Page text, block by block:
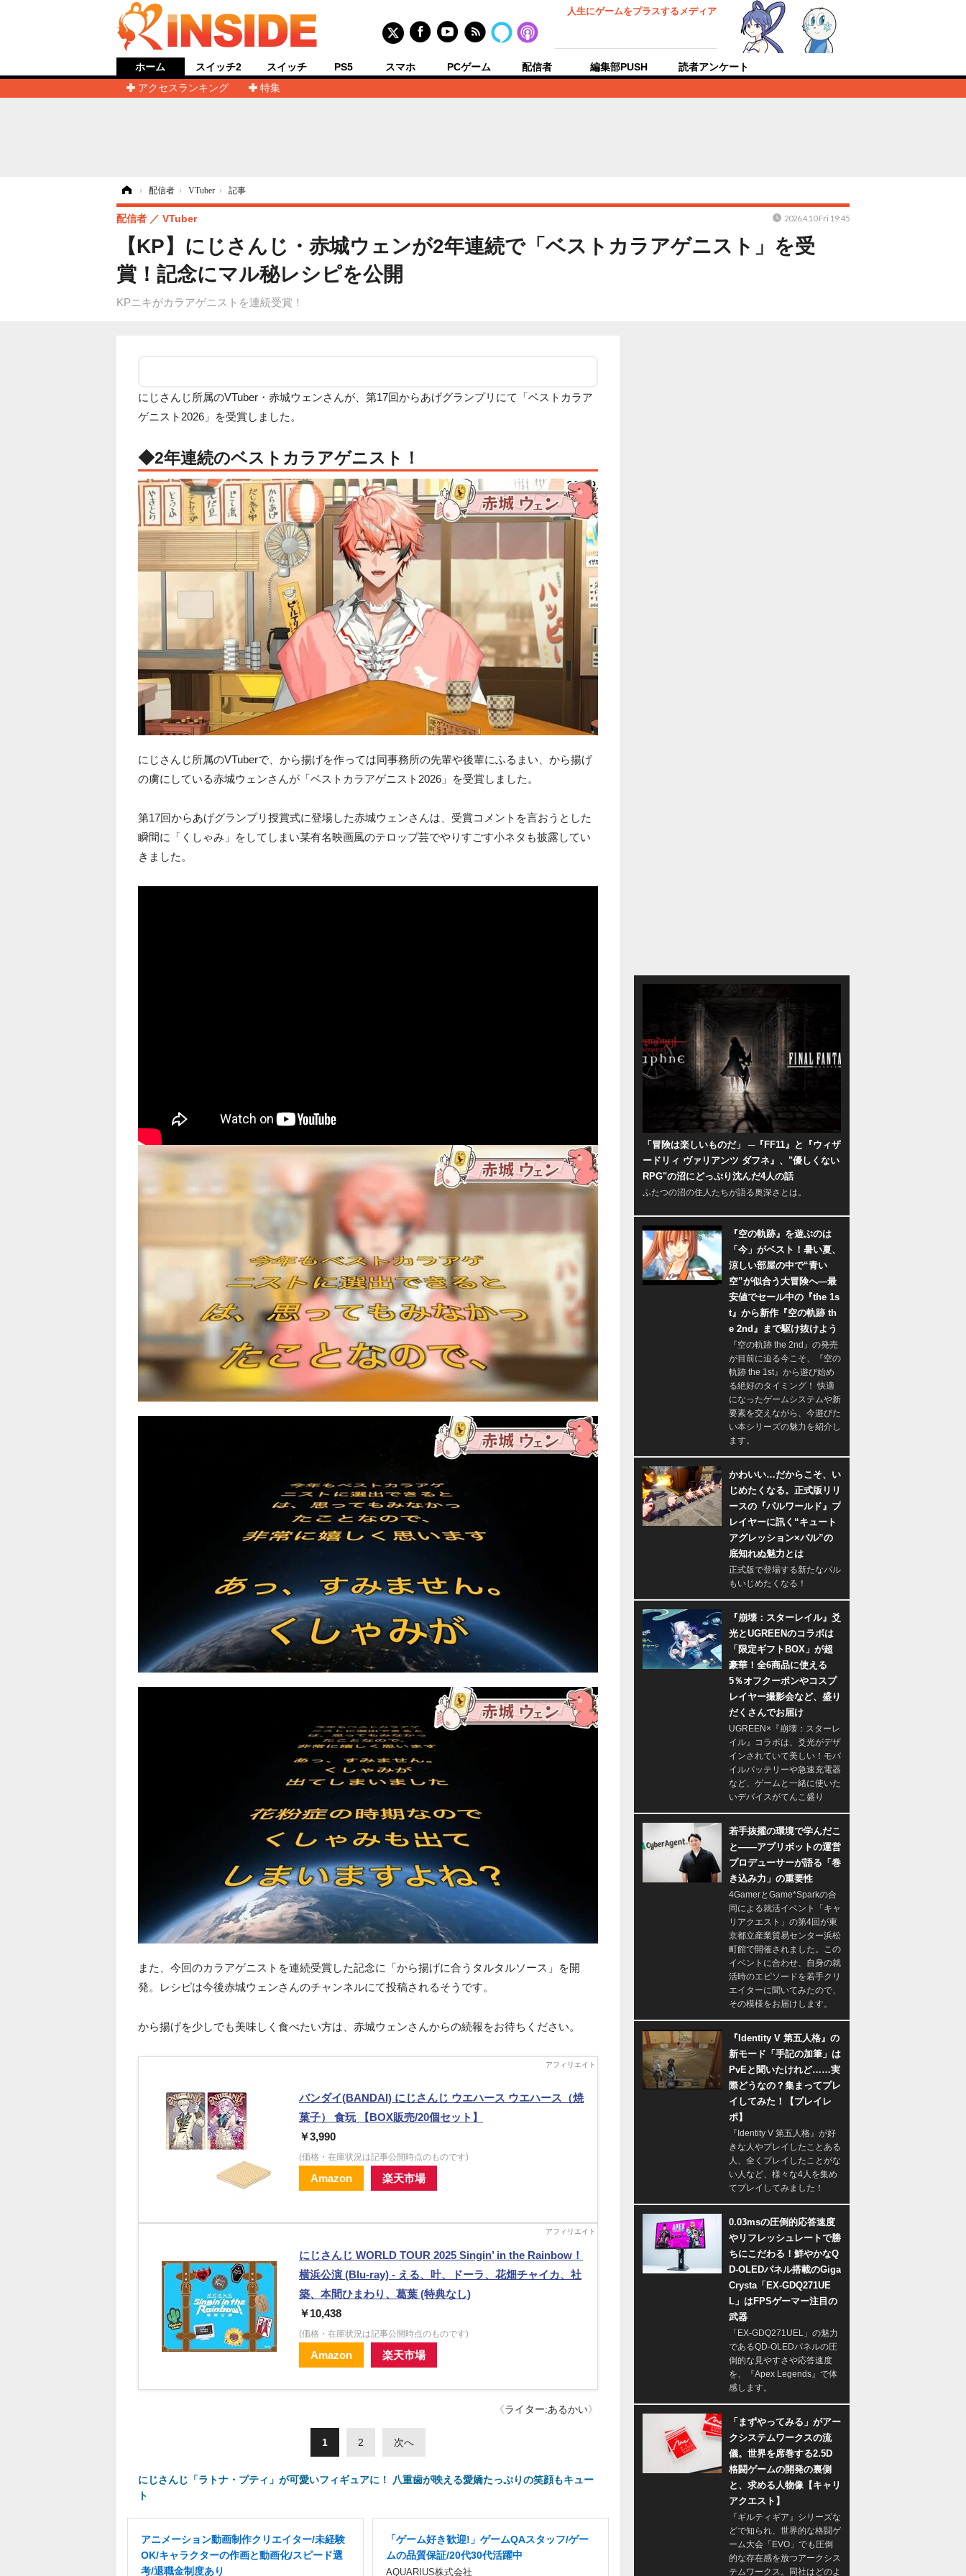
人生にゲームをプラスするメディア
ホーム
アクセスランキング
特集
スイッチ2 スイッチ PS5 スマホ PCゲーム 配信者 編集部PUSH 読者アンケート
› 配信者 › VTuber › 記事
【KP】にじさんじ・赤城ウェンが2年連続で「ベストカラアゲニスト」を受
賞！記念にマル秘レシピを公開
KPニキがカラアゲニストを連続受賞！
配信者 VTuber 2026.4.10 Fri 19:45
にじさんじ所属のVTuber・赤城ウェンさんが、第17回からあげグランプリにて「ベストカラア
ゲニスト2026」を受賞しました。
◆2年連続のベストカラアゲニスト！
にじさんじ所属のVTuberで、から揚げを作っては同事務所の先輩や後輩にふるまい、から揚げ
の虜にしている赤城ウェンさんが「ベストカラアゲニスト2026」を受賞しました。
第17回からあげグランプリ授賞式に登場した赤城ウェンさんは、受賞コメントを言おうとした
瞬間に「くしゃみ」をしてしまい某有名映画風のテロップ芸でやりすごす小ネタも披露してい
きました。
また、今回のカラアゲニストを連続受賞した記念に「から揚げに合うタルタルソース」を開
発。レシピは今後赤城ウェンさんのチャンネルにて投稿されるそうです。
から揚げを少しでも美味しく食べたい方は、赤城ウェンさんからの続報をお待ちください。
バンダイ(BANDAI) にじさんじ ウエハース ウエハース（焼
菓子） 食玩 【BOX販売/20個セット】
￥3,990
(価格・在庫状況は記事公開時点のものです)
Amazon 楽天市場
にじさんじ WORLD TOUR 2025 Singin’ in the Rainbow！
横浜公演 (Blu-ray) - える、叶、ドーラ、花畑チャイカ、社
築、本間ひまわり、葛葉 (特典なし)
￥10,438
(価格・在庫状況は記事公開時点のものです)
Amazon 楽天市場
《ライター:あるかい》
1 2 次へ
にじさんじ「ラトナ・プティ」が可愛いフィギュアに！ 八重歯が映える愛嬌たっぷりの笑顔もキュー
ト
アニメーション動画制作クリエイター/未経験
OK/キャラクターの作画と動画化/スピード選
考/退職金制度あり
「ゲーム好き歓迎!」ゲームQAスタッフ/ゲー
ムの品質保証/20代30代活躍中
AQUARIUS株式会社
「冒険は楽しいものだ」 ─『FF11』と『ウィザ
ードリィ ヴァリアンツ ダフネ』、"優しくない
RPG"の沼にどっぷり沈んだ4人の話
ふたつの沼の住人たちが語る奥深さとは。
『空の軌跡』を遊ぶのは
「今」がベスト！暑い夏、
涼しい部屋の中で“青い
空”が似合う大冒険へ―最
安値でセール中の『the 1s
t』から新作『空の軌跡 th
e 2nd』まで駆け抜けよう
『空の軌跡 the 2nd』の発売
が目前に迫る今こそ、『空の
軌跡 the 1st』から遊び始め
る絶好のタイミング！ 快適
になったゲームシステムや新
要素を交えながら、今遊びた
い本シリーズの魅力を紹介し
ます。
かわいい…だからこそ、い
じめたくなる。正式版リリ
ースの『パルワールド』プ
レイヤーに訊く“キュート
アグレッション×パル”の
底知れぬ魅力とは
正式版で登場する新たなパル
もいじめたくなる！
『崩壊：スターレイル』爻
光とUGREENのコラボは
「限定ギフトBOX」が超
豪華！全6商品に使える
5％オフクーポンやコスプ
レイヤー撮影会など、盛り
だくさんでお届け
UGREEN×『崩壊：スターレ
イル』コラボは、爻光がデザ
インされていて美しい！モバ
イルバッテリーや急速充電器
など、ゲームと一緒に使いた
いデバイスがてんこ盛り
若手抜擢の環境で学んだこ
と――アプリボットの運営
プロデューサーが語る「巻
き込み力」の重要性
4GamerとGame*Sparkの合
同による就活イベント「キャ
リアクエスト」の第4回が東
京都立産業貿易センター浜松
町館で開催されました。この
イベントに合わせ、自身の就
活時のエピソードを若手クリ
エイターに聞いてみたので、
その模様をお届けします。
『Identity V 第五人格』の
新モード「手記の加筆」は
PvEと聞いたけれど……実
際どうなの？集まってプレ
イしてみた！【プレイレ
ポ】
『Identity V 第五人格』が好
きな人やプレイしたことある
人、全くプレイしたことがな
い人など、様々な4人を集め
てプレイしてみました！
0.03msの圧倒的応答速度
やリフレッシュレートで勝
ちにこだわる！鮮やかなQ
D-OLEDパネル搭載のGiga
Crysta「EX-GDQ271UE
L」はFPSゲーマー注目の
武器
「EX-GDQ271UEL」の魅力
であるQD-OLEDパネルの圧
倒的な見やすさや応答速度
を、『Apex Legends』で体
感します。
「まずやってみる」がアー
クシステムワークスの流
儀。世界を席巻する2.5D
格闘ゲームの開発の裏側
と、求める人物像【キャリ
アクエスト】
『ギルティギア』シリーズな
どで知られ、世界的な格闘ゲ
ーム大会「EVO」でも圧倒
的な存在感を放つアークシス
テムワークス。同社はどのよ